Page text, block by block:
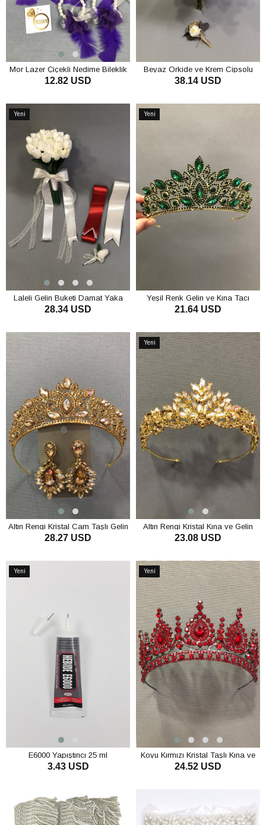
Mor Lazer Çiçekli Nedime Bileklik
Seti
12.82 USD
Beyaz Orkide ve Krem Cipsolu
Gelin Buketi
38.14 USD
Yeni
Laleli Gelin Buketi Damat Yaka
Çiçeği ve Takı Kurdelesi
28.34 USD
Yeni
Yeşil Renk Gelin ve Kına Tacı
21.64 USD
Altın Rengi Kristal Cam Taşlı Gelin
Tacı ve Küpe Takımı
28.27 USD
Yeni
Ürün
Altın Rengi Kristal Kına ve Gelin
Tacı
23.08 USD
Yeni
E6000 Yapıştırıcı 25 ml
3.43 USD
Yeni
Ürün
Koyu Kırmızı Kristal Taşlı Kına ve
Gelin Tacı
24.52 USD